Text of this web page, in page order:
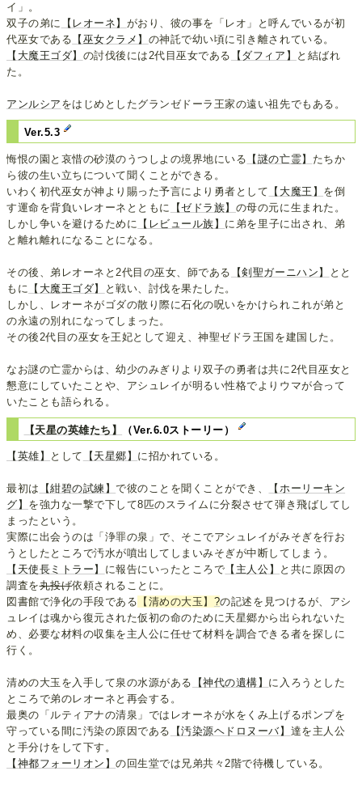
イ」。
双子の弟に
【レオーネ】 がおり、彼の事を「レオ」と呼んでいるが初
代巫女である 【巫女クラメ】 の神託で幼い頃に引き離されている。
【大魔王ゴダ】 の討伐後には2代目巫女である 【ダフィア】
と結ばれ
た。
アンルシア をはじめとしたグランゼドーラ王家の遠い祖先でもある。
Ver.5.3
悔恨の園と哀惜の砂漠のうつしよの境界地にいる 【謎の亡霊】 たちか
ら彼の生い立ちについて聞くことができる。
いわく初代巫女が神より賜った予言により勇者として 【大魔王】 を倒
す運命を背負いレオーネとともに
【ゼドラ族】 の母の元に生まれた。
しかし争いを避けるために
【レビュール族】 に弟を里子に出され、弟
と離れ離れになることになる。
その後、弟レオーネと2代目の巫女、師である 【剣聖ガーニハン】
とと
もに
【大魔王ゴダ】
と戦い、討伐を果たした。
しかし、レオーネがゴダの散り際に石化の呪いをかけられこれが弟と
の永遠の別れになってしまった。
その後2代目の巫女を王妃として迎え、神聖ゼドラ王国を建国した。
なお謎の亡霊からは、幼少のみぎりより双子の勇者は共に2代目巫女と
懇意にしていたことや、アシュレイが明るい性格でよりウマが合って
いたことも語られる。
【天星の英雄たち】 （Ver.6.0ストーリー）
【英雄】 として 【天星郷】 に招かれている。
最初は 【紺碧の試練】で彼のことを聞くことができ、
【ホーリーキン
グ】 を強力な一撃で下して8匹のスライムに分裂させて弾き飛ばしてし
まったという。
実際に出会うのは「浄罪の泉」で、そこでアシュレイがみそぎを行お
うとしたところで汚水が噴出してしまいみそぎが中断してしまう。
【天使長ミトラー】 に報告にいったところで 【主人公】
と共に原因の
調査を丸投げ依頼されることに。
図書館で浄化の手段である 【清めの大玉】 ?の記述を見つけるが、アシ
ュレイは魂から復元された仮初の命のために天星郷から出られないた
め、必要な材料の収集を主人公に任せて材料を調合できる者を探しに
行く。
清めの大玉を入手して泉の水源がある 【神代の遺構】 に入ろうとした
ところで弟のレオーネと再会する。
最奥の「ルティアナの清泉」ではレオーネが水をくみ上げるポンプを
守っている間に汚染の原因である
【汚染源ヘドロヌーバ】 達を主人公
と手分けをして下す。
【神都フォーリオン】の回生堂では兄弟共々2階で待機している。